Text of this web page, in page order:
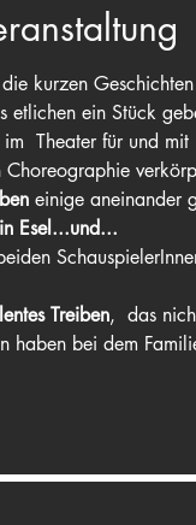
kurzen
etlichen ein Stück
Theater für und mit
Choreographie
einige aneinander
Esel...und...
Treiben,  das
haben bei dem